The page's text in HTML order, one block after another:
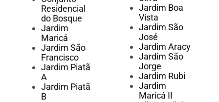
Residencial
do Bosque
Jardim
Maricá
Jardim São
Francisco
Jardim Piatã
A
Jardim Piatã
B
Jardim Boa
Vista
Jardim São
José
Jardim Aracy
Jardim São
Jorge
Jardim Rubi
Jardim
Maricá II